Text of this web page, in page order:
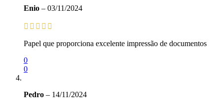
Enio – 03/11/2024
Papel que proporciona excelente impressão de documentos
0
0
Pedro – 14/11/2024